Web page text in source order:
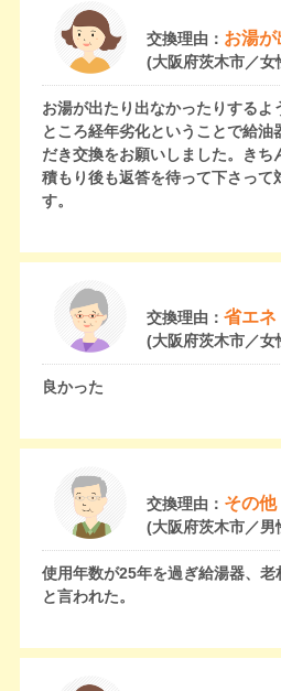
交換理由： お湯
(大阪府茨木市／女
お湯が出たり出なかったりするよ
ところ経年劣化ということで給油
だき交換をお願いしました。きち
積もり後も返答を待って下さって
す。
交換理由： 省エネ
(大阪府茨木市／女
良かった
交換理由： その他
(大阪府茨木市／男
使用年数が25年を過ぎ給湯器、
と言われた。